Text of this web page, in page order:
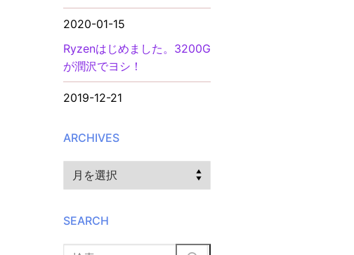
2020-01-15
Ryzenはじめました。3200G
が潤沢でヨシ！
2019-12-21
ARCHIVES
Archives
SEARCH